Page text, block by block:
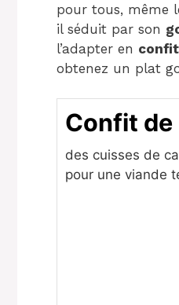
pour tous, même
il séduit par son
l’adapter en
obtenez un plat
Confit de
des cuisses de
pour une viande